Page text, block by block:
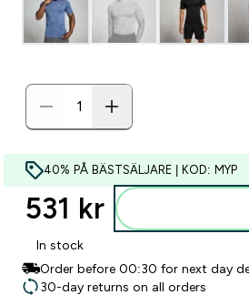
40% PÅ BÄSTSÄLJARE | KOD: MYP
531 kr‎
In stock
Order before 00:30 for next day
30-day returns on all orders